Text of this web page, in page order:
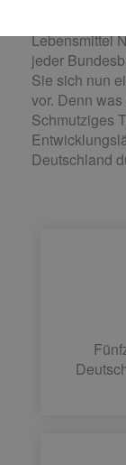
Lebensmittel
jeder
Sie sich nun
vor. Denn
Schmutziges
Deutschland